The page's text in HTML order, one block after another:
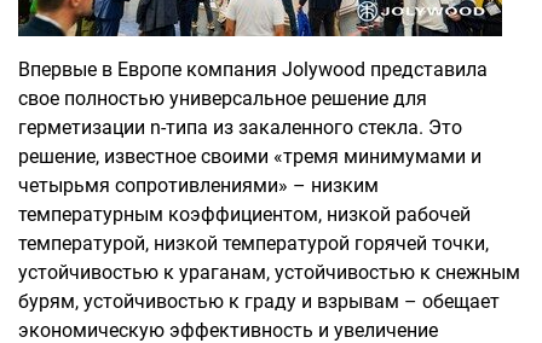
Впервые в Европе компания Jolywood представила
свое полностью универсальное решение для
герметизации n-типа из закаленного стекла. Это
решение, известное своими «тремя минимумами и
четырьмя сопротивлениями» – низким
температурным коэффициентом, низкой рабочей
температурой, низкой температурой горячей точки,
устойчивостью к ураганам, устойчивостью к снежным
бурям, устойчивостью к граду и взрывам – обещает
экономическую эффективность и увеличение